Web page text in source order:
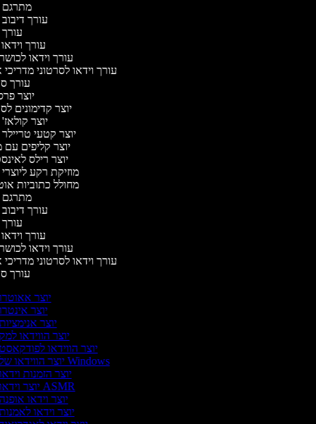
עורך
עורך
עורך וידאו
עורך וידאו לסרטוני
עורך
יוצר
יוצר קדימונים
יוצר
יוצר קטעי
יוצר קליפים
יוצר רילס
מוזיקת רקע
מחולל כתוביות
עורך
עורך
עורך וידאו
עורך וידאו לסרטוני
עורך
יוצר
יוצר
יוצר
יוצר הווידאו
יוצר הווידאו
יוצר הווידאו של Windows
יוצר הזמנות
יוצר וידאו ASMR
יוצר וידאו
יוצר וידאו